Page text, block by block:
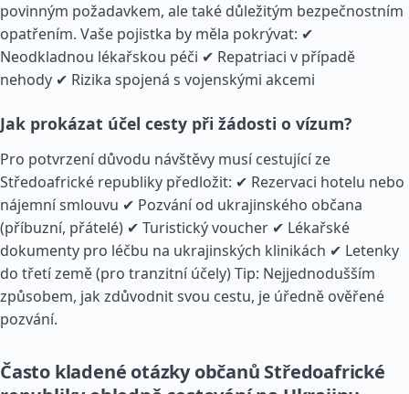
povinným požadavkem, ale také důležitým bezpečnostním
opatřením. Vaše pojistka by měla pokrývat: ✔
Neodkladnou lékařskou péči ✔ Repatriaci v případě
nehody ✔ Rizika spojená s vojenskými akcemi
Jak prokázat účel cesty při žádosti o vízum?
Pro potvrzení důvodu návštěvy musí cestující ze
Středoafrické republiky předložit: ✔ Rezervaci hotelu nebo
nájemní smlouvu ✔ Pozvání od ukrajinského občana
(příbuzní, přátelé) ✔ Turistický voucher ✔ Lékařské
dokumenty pro léčbu na ukrajinských klinikách ✔ Letenky
do třetí země (pro tranzitní účely) Tip: Nejjednodušším
způsobem, jak zdůvodnit svou cestu, je úředně ověřené
pozvání.
Často kladené otázky občanů Středoafrické